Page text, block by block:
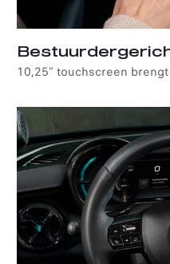
10,25” touchscreen
is volledig naar wens te
van 11 graden richting de
optimale leesbaarheid en